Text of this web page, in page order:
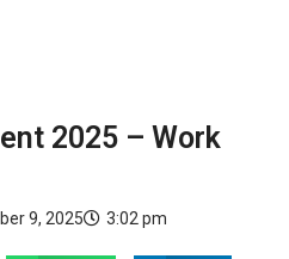
2025 – Work
9, 2025 3:02 pm